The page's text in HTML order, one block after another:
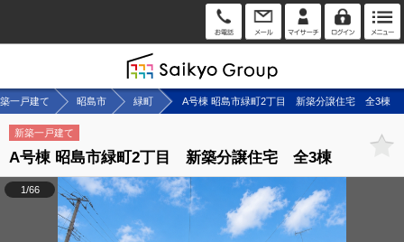
一戸建て 昭島市 緑町 A号棟 昭島市緑町2丁目 新築分譲住宅 全3棟
新築一戸建て
A号棟 昭島市緑町2丁目 新築分譲住宅 全3棟
1/66